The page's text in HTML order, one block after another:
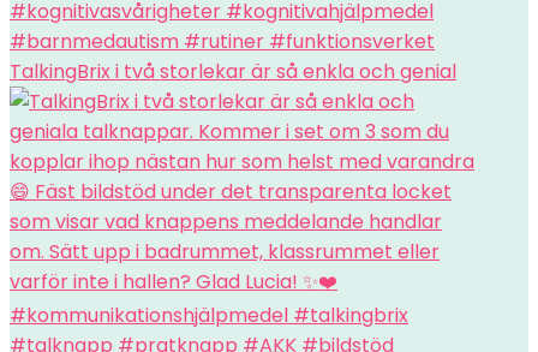
TalkingBrix i två storlekar är så enkla och genial